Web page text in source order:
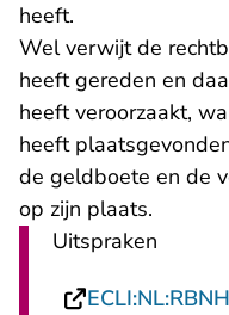
heeft.
Wel verwijt de
heeft gereden en
heeft veroorzaakt,
heeft
de geldboete en de
op zijn plaats.
Uitspraken